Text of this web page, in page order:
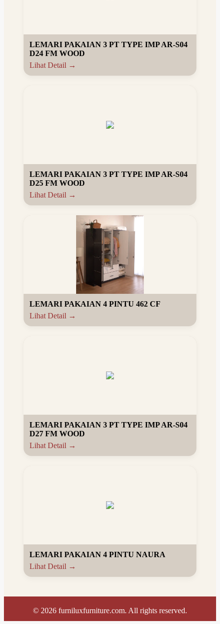
LEMARI PAKAIAN 3 PT TYPE IMP AR-S04
D24 FM WOOD
Lihat Detail →
LEMARI PAKAIAN 3 PT TYPE IMP AR-S04
D25 FM WOOD
Lihat Detail →
LEMARI PAKAIAN 4 PINTU 462 CF
Lihat Detail →
LEMARI PAKAIAN 3 PT TYPE IMP AR-S04
D27 FM WOOD
Lihat Detail →
LEMARI PAKAIAN 4 PINTU NAURA
Lihat Detail →
© 2026 furniluxfurniture.com. All rights reserved.